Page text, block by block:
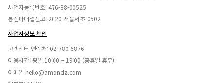
사업자등록번호: 476-88-00525
통신파매업신고: 2020-서울서초-0502
사업자정보 확인
고객센터 연락처: 02-780-5876
이용시간: 평일 10:00 ~ 19:00 (공휴일 휴무)
이메일 hello@amondz.com